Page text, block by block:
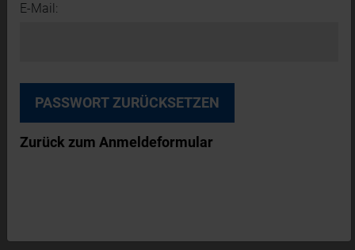
E-Mail:
Zurück zum Anmeldeformular
VERBESSERUNG DER FUNKTIONALITÄT
Ob Babynahrung, Sportlerdrinks oder Diät-